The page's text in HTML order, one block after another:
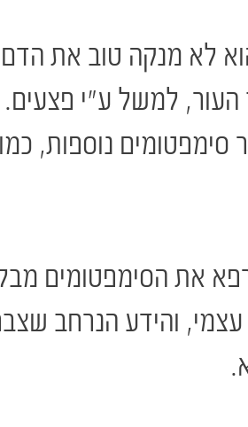
לא מנקה טוב את הדם
העור, למשל ע"י
סימפטומים
את הסימפטומים מבלי